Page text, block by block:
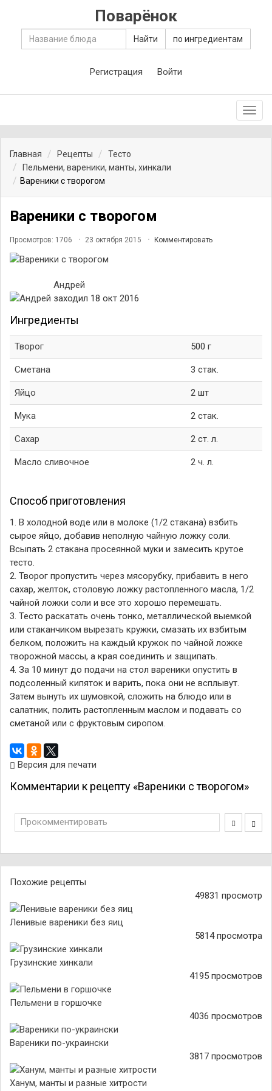
Поварёнок
Найти по ингредиентам
Регистрация Войти
Главная Рецепты
Тесто
Пельмени, вареники, манты, хинкали
Вареники с творогом
Вареники с творогом
Просмотров: 1706 23 октября 2015 Комментировать
Андрей
заходил 18 окт 2016
Ингредиенты
Творог 500 г
Сметана 3 стак.
Яйцо 2 шт
Мука 2 стак.
Сахар 2 ст. л.
Масло сливочное 2 ч. л.
Способ приготовления
1. В холодной воде или в молоке (1/2 стакана) взбить
сырое яйцо, добавив неполную чайную ложку соли.
Всыпать 2 стакана просеянной муки и замесить крутое
тесто.
2. Творог пропустить через мясорубку, прибавить в него
сахар, желток, столовую ложку растопленного масла, 1/2
чайной ложки соли и все это хорошо перемешать.
3. Тесто раскатать очень тонко, металлической выемкой
или стаканчиком вырезать кружки, смазать их взбитым
белком, положить на каждый кружок по чайной ложке
творожной массы, а края соединить и защипать.
4. За 10 минут до подачи на стол вареники опустить в
подсоленный кипяток и варить, пока они не всплывут.
Затем вынуть их шумовкой, сложить на блюдо или в
салатник, полить растопленным маслом и подавать со
сметаной или с фруктовым сиропом.
Версия для печати
Комментарии к рецепту «Вареники с творогом»
Прокомментировать
Похожие рецепты
49831 просмотр
Ленивые вареники без яиц
5814 просмотра
Грузинские хинкали
4195 просмотров
Пельмени в горшочке
4036 просмотров
Вареники по-украински
3817 просмотров
Ханум, манты и разные хитрости